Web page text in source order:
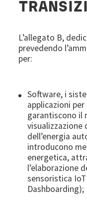
L’allegato B,
prevedendo
per:
Software, i
applicazioni
garantiscono il
visualizzazione
dell’energia
introducono
energetica,
l’elaborazione
sensoristica
Dashboarding);